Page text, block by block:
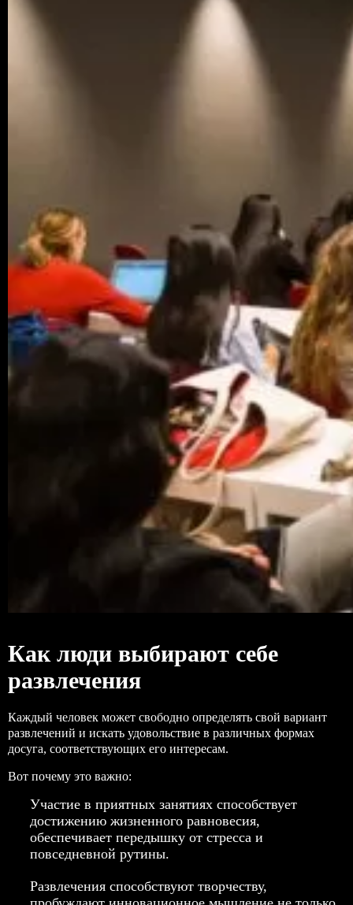
Как люди выбирают себе
развлечения
Каждый человек может свободно определять свой вариант
развлечений и искать удовольствие в различных формах
досуга, соответствующих его интересам.
Вот почему это важно:
Участие в приятных занятиях способствует
достижению жизненного равновесия,
обеспечивает передышку от стресса и
повседневной рутины.
Развлечения способствуют творчеству,